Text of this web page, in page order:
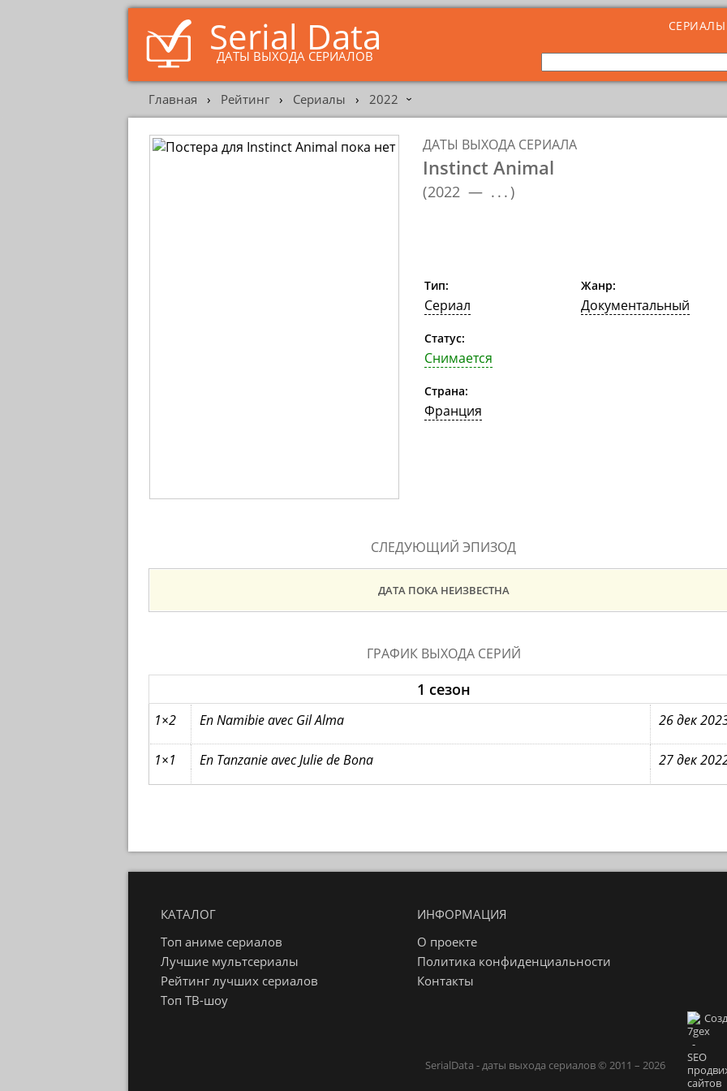
Serial Data
ДАТЫ ВЫХОДА СЕРИАЛОВ
СЕРИАЛЫ
Главная › Рейтинг › Сериалы › 2022 ›
ДАТЫ ВЫХОДА СЕРИАЛА
Instinct Animal
(2022 — ...)
Тип:
Сериал
Статус:
Снимается
Страна:
Франция
Жанр:
Документальный
СЛЕДУЮЩИЙ ЭПИЗОД
ДАТА ПОКА НЕИЗВЕСТНА
ГРАФИК ВЫХОДА СЕРИЙ
1 сезон
1×2 En Namibie avec Gil Alma 26 дек
1×1 En Tanzanie avec Julie de Bona 27 дек
КАТАЛОГ
Топ аниме сериалов
Лучшие мультсериалы
Рейтинг лучших сериалов
Топ ТВ-шоу
ИНФОРМАЦИЯ
О проекте
Политика конфиденциальности
Контакты
SerialData - даты выхода сериалов © 2011 – 2026